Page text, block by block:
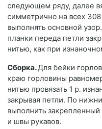
следующем ряду, далее
симметрично на всех
выполнять основной
планки переда петли
нитью, как при
Сборка.Для бейки
краю горловины
нитью провязать 1 р.
закрывая петли. По
выполнить
и швы рукавов.